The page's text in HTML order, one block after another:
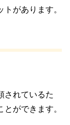
があります。
されているた
ができます。